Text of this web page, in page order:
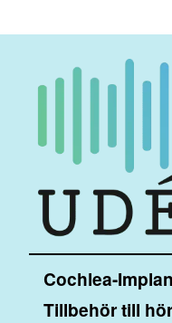
Cochlea-
Tillbehör till